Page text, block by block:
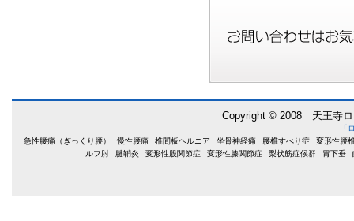
Copyright © 2008 天王寺ロ
「
急性腰痛（ぎっくり腰）
慢性腰痛 椎間板ヘルニア 坐骨神経痛 腰椎すべり症
変形性腰
ルフ肘
腱鞘炎 変形性股関節症 変形性膝関節症 梨状筋症候群 胃下垂